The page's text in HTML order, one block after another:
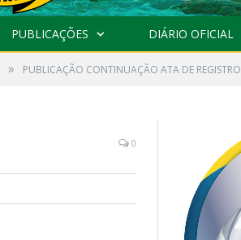
PUBLICAÇÕES DIÁRIO OFICIAL
» PUBLICAÇÃO CONTINUAÇÃO ATA DE REGISTRO
0